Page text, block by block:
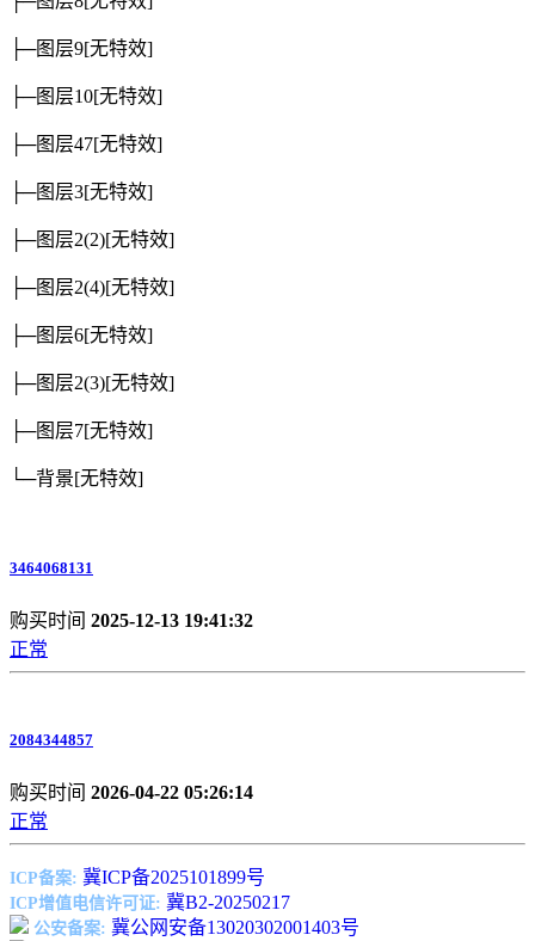
├─图层9[无特效]
├─图层10[无特效]
├─图层47[无特效]
├─图层3[无特效]
├─图层2(2)[无特效]
├─图层2(4)[无特效]
├─图层6[无特效]
├─图层2(3)[无特效]
├─图层7[无特效]
└─背景[无特效]
3464068131
购买时间 2025-12-13 19:41:32
正常
2084344857
购买时间 2026-04-22 05:26:14
正常
ICP备案: 冀ICP备2025101899号
ICP增值电信许可证: 冀B2-20250217
公安备案: 冀公网安备13020302001403号